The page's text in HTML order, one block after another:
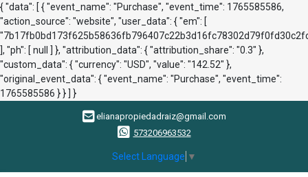
{ "data": [ { "event_name": "Purchase", "event_time": 1765585586,
"action_source": "website", "user_data": { "em": [
], "ph": [ null ] }, "attribution_data": { "attribution_share": "0.3" },
"custom_data": { "currency": "USD", "value": "142.52" },
"original_event_data": { "event_name": "Purchase", "event_time":
1765585586 } } ] }
elianapropiedadraiz@gmail.com
573206963532
Select Language ▼